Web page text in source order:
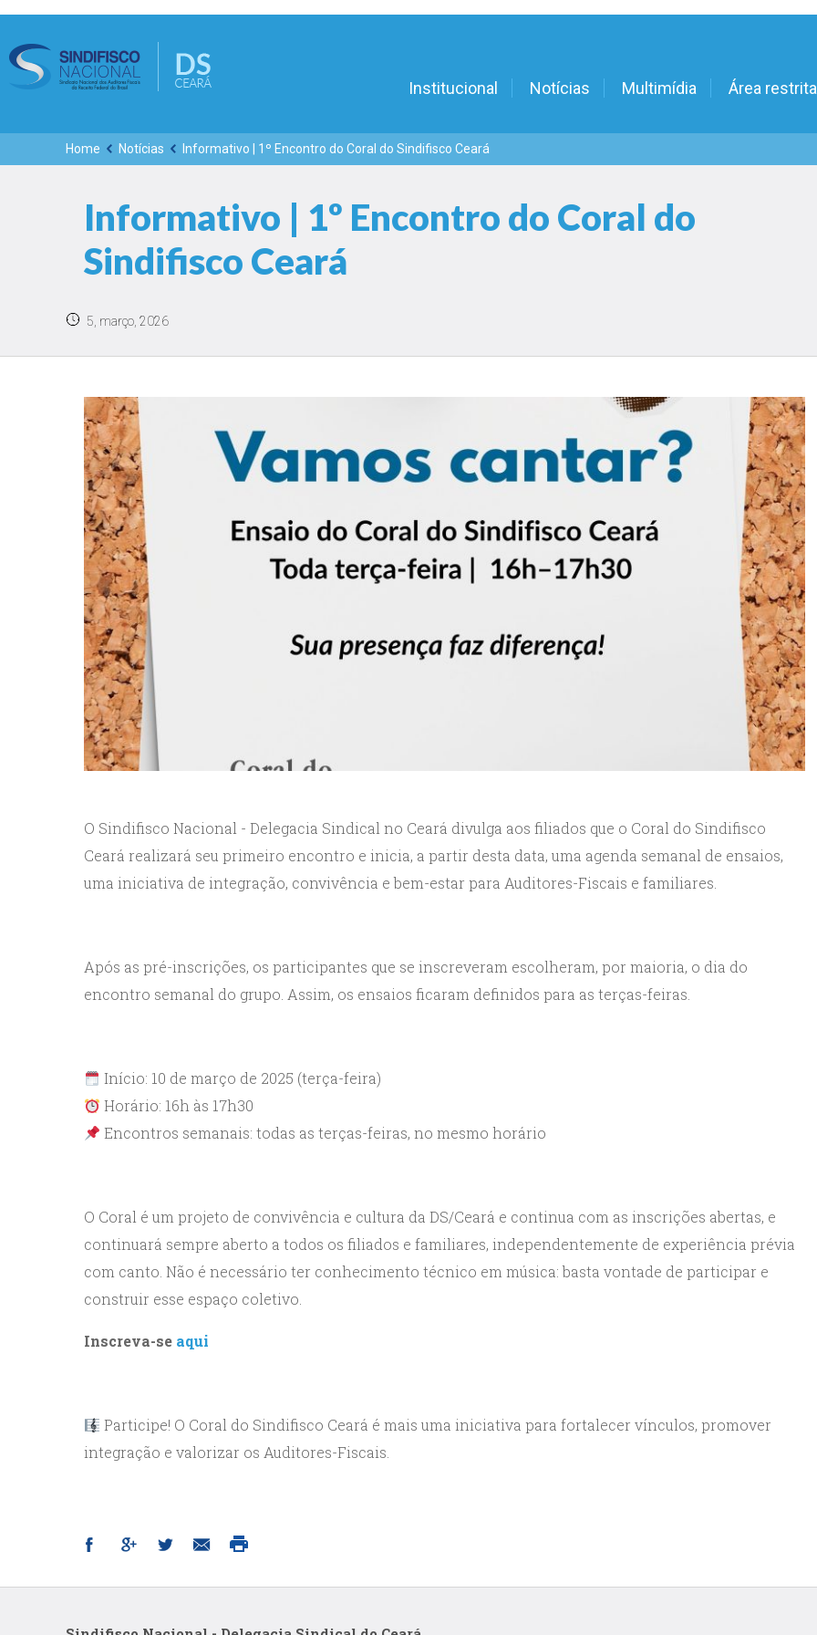
Institucional Notícias Multimídia Área restrita
Home Notícias Informativo | 1º Encontro do Coral do Sindifisco Ceará
Informativo | 1º Encontro do Coral do
Sindifisco Ceará
5, março, 2026
O Sindifisco Nacional - Delegacia Sindical no Ceará divulga aos filiados que o Coral do Sindifisco
Ceará realizará seu primeiro encontro e inicia, a partir desta data, uma agenda semanal de ensaios,
uma iniciativa de integração, convivência e bem-estar para Auditores-Fiscais e familiares.
Após as pré-inscrições, os participantes que se inscreveram escolheram, por maioria, o dia do
encontro semanal do grupo. Assim, os ensaios ficaram definidos para as terças-feiras.
Início: 10 de março de 2025 (terça-feira)
Horário: 16h às 17h30
Encontros semanais: todas as terças-feiras, no mesmo horário
O Coral é um projeto de convivência e cultura da DS/Ceará e continua com as inscrições abertas, e
continuará sempre aberto a todos os filiados e familiares, independentemente de experiência prévia
com canto. Não é necessário ter conhecimento técnico em música: basta vontade de participar e
construir esse espaço coletivo.
Inscreva-se aqui
Participe! O Coral do Sindifisco Ceará é mais uma iniciativa para fortalecer vínculos, promover
integração e valorizar os Auditores-Fiscais.